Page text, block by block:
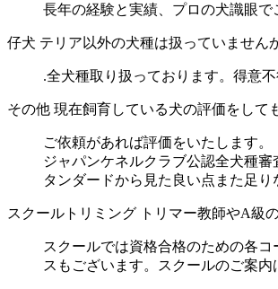
長年の経験と実績、プロの犬識眼で
仔犬 テリア以外の犬種は扱っていません
.全犬種取り扱っております。得意
その他 現在飼育している犬の評価をして
ご依頼があれば評価をいたします。
ジャパンケネルクラブ公認全犬種
タンダードから見た良い点また足
スクール トリミング トリマー教師やA級
スクールでは資格合格のための各
スもございます。スクールのご案内